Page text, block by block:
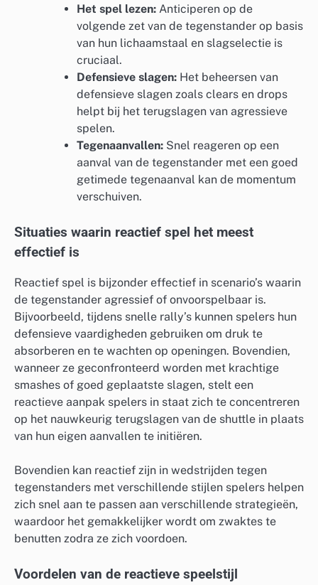
Het spel lezen: Anticiperen op de
volgende zet van de tegenstander op basis
van hun lichaamstaal en slagselectie is
cruciaal.
Defensieve slagen: Het beheersen van
defensieve slagen zoals clears en drops
helpt bij het terugslagen van agressieve
spelen.
Tegenaanvallen: Snel reageren op een
aanval van de tegenstander met een goed
getimede tegenaanval kan de momentum
verschuiven.
Situaties waarin reactief spel het meest
effectief is
Reactief spel is bijzonder effectief in scenario’s waarin
de tegenstander agressief of onvoorspelbaar is.
Bijvoorbeeld, tijdens snelle rally’s kunnen spelers hun
defensieve vaardigheden gebruiken om druk te
absorberen en te wachten op openingen. Bovendien,
wanneer ze geconfronteerd worden met krachtige
smashes of goed geplaatste slagen, stelt een
reactieve aanpak spelers in staat zich te concentreren
op het nauwkeurig terugslagen van de shuttle in plaats
van hun eigen aanvallen te initiëren.
Bovendien kan reactief zijn in wedstrijden tegen
tegenstanders met verschillende stijlen spelers helpen
zich snel aan te passen aan verschillende strategieën,
waardoor het gemakkelijker wordt om zwaktes te
benutten zodra ze zich voordoen.
Voordelen van de reactieve speelstijl